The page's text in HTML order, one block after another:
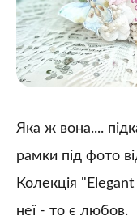
Яка ж вона....
рамки під фото
Колекція
неї - то є любов.